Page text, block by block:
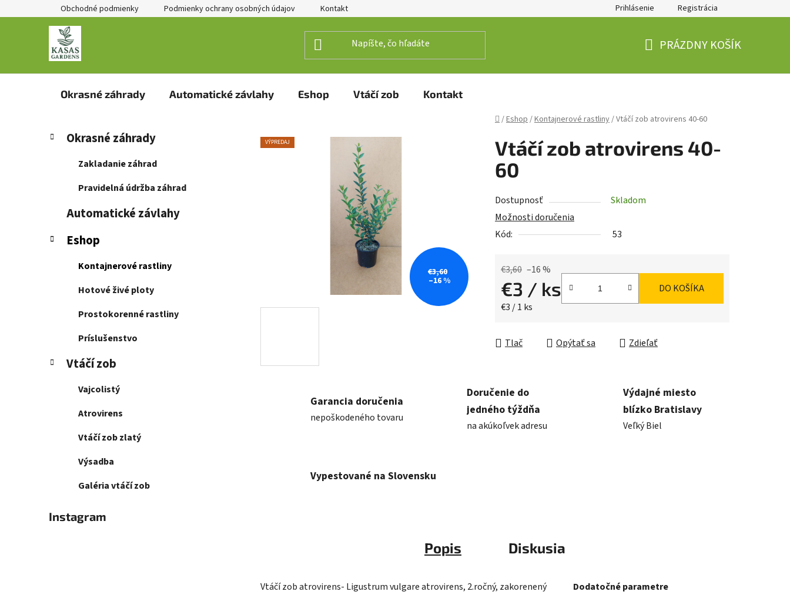
na
Obchodné podmienky Podmienky ochrany osobných údajov Kontakt Prihlásenie Registrácia
PRÁZDNY KOŠÍK
Okrasné záhrady Automatické závlahy Eshop Vtáčí zob Kontakt
Domov
/Eshop/Kontajnerové rastliny/Vtáčí zob atrovirens 40-60
B
n
Preskočiť
kategórie
K
a
e
Okrasné záhrady
Zakladanie záhrad
Pravidelná údržba záhrad
Automatické závlahy
Eshop
Kontajnerové rastliny
Hotové živé ploty
Prostokorenné rastliny
Príslušenstvo
Vtáčí zob
Vajcolistý
Atrovirens
Vtáčí zob zlatý
Výsadba
Galéria vtáčí zob
Instagram
Vtáčí zob atrovirens 40-
60
Dostupnosť
Skladom
Možnosti doručenia
Kód:
53
€3,60 –16 %
€3 / ks
Jednotková cena:
€3 / 1 ks
DO KOŠÍKA
Tlač Opýtať sa Zdieľať
VÝPREDAJ
€3,60
–16 %
Garancia doručenia
nepoškodeného tovaru
Doručenie do
jedného týždňa
na akúkoľvek adresu
Výdajné miesto
blízko Bratislavy
Veľký Biel
Vypestované na Slovensku
Popis Diskusia
Vtáčí zob atrovirens- Ligustrum vulgare atrovirens, 2.ročný, zakorenený
Dodatočné parametre